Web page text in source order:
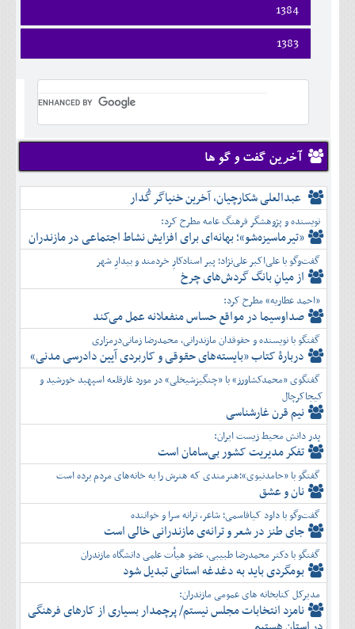
بهمن
اسفند
آذر
دی
بهمن
مهر
آبان
آذر
دی
بهمن
مرداد
شهريور
مهر
آبان
آذر
خرداد
تير
مرداد
شهريور
مهر
دی
بهمن
اسفند
فروردين
ارديبهشت
خرداد
تير
مرداد
آبان
آذر
دی
بهمن
اسفند
1384
فروردين
ارديبهشت
خرداد
شهريور
مهر
آبان
آذر
دی
بهمن
اسفند
1383
فروردين
تير
مرداد
شهريور
مهر
آبان
آذر
دی
بهمن
اسفند
آخرین گفت و گو ها
عبدالعلی شکارچیان، آخرین خنیاگر گُدار
نویسنده و پژوهشگر فرهنگ عامه مطرح کرد:
«تیرماسیزه‌شو»؛ بهانه‌ای برای افزایش نشاط اجتماعی در مازندران
گفت‌وگو با علی‌اکبر علی‌نژاد؛ پیر استادکارِ خردمند و بیدارِ شهر
از میانِ بانگ گردش‌های چرخ
«احمد عطاریه» مطرح کرد:
صداوسیما در مواقع حساس منفعلانه عمل می‌کند
گفتگو با نویسنده و حقوقدان مازندرانی، محمدرضا زمانی‌درمزاری
دربارۀ کتاب ”بایسته‌های حقوقی و کاربردی آیین دادرسی مدنی»
گفتگوی «محمدکشاورز» با «چنگیزشیخلی» در مورد غارقلعه اسپهبد خورشید و
کیجاکرچال
نیم قرن غارشناسی
پدر دانش محیط زیست ایران:
تفكر مديريت کشور بی‌سامان است
گفتگو با «حامدنبوی»؛هنرمندی که هنرش را به خانه‌های مردم برده است
نان و عشق
گفت‌وگو با داود کیاقاسمی؛ شاعر، ترانه سرا و خواننده
جای طنز در شعر و ترانه‌ی مازندرانی خالی است
گفتگو با دکتر محمدرضا طبیبی، عضو هیأت علمی دانشگاه مازندران
بومگردی باید به دغدغه استانی تبدیل شود
مدیرکل کتابخانه های عمومی مازندران:
نامزد انتخابات مجلس نیستم/ پرچمدار بسیاری از کارهای فرهنگی